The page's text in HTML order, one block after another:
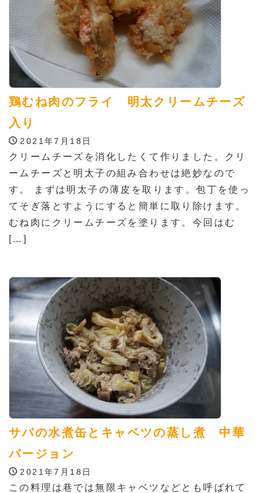
鶏むね肉のフライ 明太クリームチーズ
入り
2021年7月18日
クリームチーズを消化したくて作りました。クリ
ームチーズと明太子の組み合わせは絶妙なので
す。 まずは明太子の薄皮を取ります。包丁を使っ
てそぎ落とすようにすると簡単に取り除けます。
むね肉にクリームチーズを塗ります。今回はむ
[…]
サバの水煮缶とキャベツの蒸し煮 中華
バージョン
2021年7月18日
この料理は巷では無限キャベツなどとも呼ばれて